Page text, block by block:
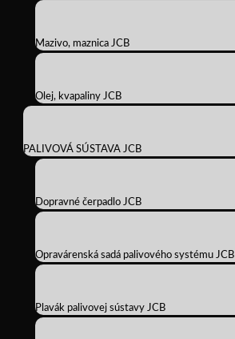
Mazivo, maznica JCB
Olej, kvapaliny JCB
PALIVOVÁ SÚSTAVA JCB
Dopravné čerpadlo JCB
Opravárenská sadá palivového systému JCB
Plavák palivovej sústavy JCB